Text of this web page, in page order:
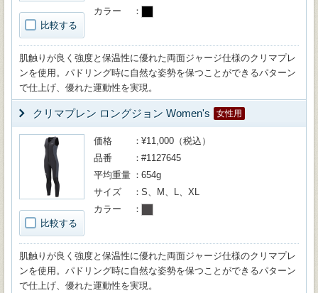
比較する
カラー
肌触りが良く強度と保温性に優れた両面ジャージ仕様のクリマプレ
ンを使用。パドリング時に自然な姿勢を保つことができるパターン
で仕上げ、優れた運動性を実現。
クリマプレン ロングジョン Women's 女性用
比較する
価格
¥11,000（税込）
品番
#1127645
平均重量
654g
サイズ
S、M、L、XL
カラー
肌触りが良く強度と保温性に優れた両面ジャージ仕様のクリマプレ
ンを使用。パドリング時に自然な姿勢を保つことができるパターン
で仕上げ、優れた運動性を実現。